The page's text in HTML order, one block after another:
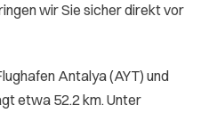
wir Sie sicher direkt vor
Antalya (AYT) und
etwa 52.2 km. Unter